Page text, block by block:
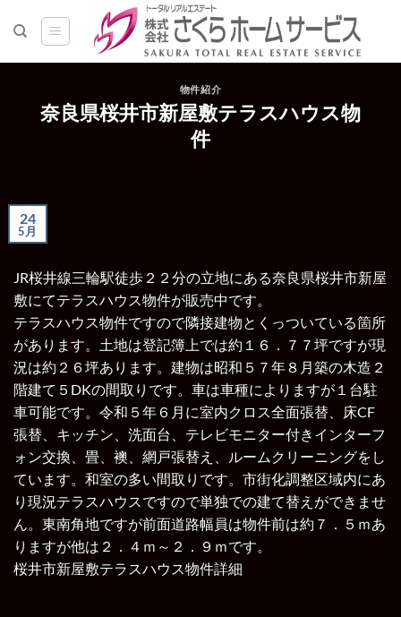
物件紹介
奈良県桜井市新屋敷テラスハウス物
件
24
5月
JR桜井線三輪駅徒歩２２分の立地にある奈良県桜井市新屋
敷にてテラスハウス物件が販売中です。
テラスハウス物件ですので隣接建物とくっついている箇所
があります。土地は登記簿上では約１６．７７坪ですが現
況は約２６坪あります。建物は昭和５７年８月築の木造２
階建て５DKの間取りです。車は車種によりますが１台駐
車可能です。令和５年６月に室内クロス全面張替、床CF
張替、キッチン、洗面台、テレビモニター付きインターフ
ォン交換、畳、襖、網戸張替え、ルームクリーニングをし
ています。和室の多い間取りです。市街化調整区域内にあ
り現況テラスハウスですので単独での建て替えができませ
ん。東南角地ですが前面道路幅員は物件前は約７．５ｍあ
りますが他は２．４ｍ～２．９ｍです。
桜井市新屋敷テラスハウス物件詳細